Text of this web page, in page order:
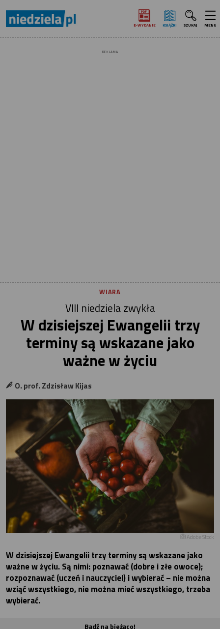
E‑WYDANIE KSIĄŻKI SZUKAJ MENU
REKLAMA
WIARA
VIII niedziela zwykła
W dzisiejszej Ewangelii trzy
terminy są wskazane jako
ważne w życiu
O. prof. Zdzisław Kijas
Adobe Stock
W dzisiejszej Ewangelii trzy terminy są wskazane jako
ważne w życiu. Są nimi: poznawać (dobre i złe owoce);
rozpoznawać (uczeń i nauczyciel) i wybierać – nie można
wziąć wszystkiego, nie można mieć wszystkiego, trzeba
wybierać.
Bądź na bieżąco!